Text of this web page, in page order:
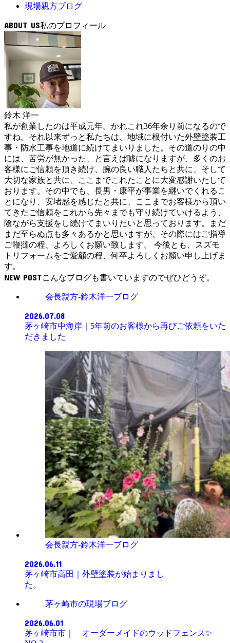
現場親方ブログ
ABOUT US
鈴木 洋一
私が創業したのは平成元年。かれこれ36年余り前になるので
すね。それ以来ずっと私たちは、地域に根付いた外壁塗装工
事・防水工事を地道に続けてまいりました。その道のりの中
には、苦労が無かった、と言えば嘘になりますが、多くのお
客様にご信頼を頂き続け、腕の良い職人たちと共に、そして
大切な家族と共に、ここまでこれたことに大変感謝いたして
おります。その中でも、長男・康平が事業を継いでくれるこ
とになり、安堵感を感じたと共に、ここまでお客様から頂い
てきたご信頼をこれから先々までも守り続けていけるよう、
陰ながら支援をし続けてまいりたいと思っております。まだ
まだ至らぬ点も多々あるかと思いますが、その際にはご指導
ご鞭撻の程、よろしくお願い致します。 今後とも、スズモ
トリフォームをご愛顧の程、何卒よろしくお願い申し上げま
す。
NEW POST
会長親方-鈴木洋一ブログ
2026.07.08
茅ヶ崎市中海岸｜5年前のお客様から再びご依頼をいた
だきました
会長親方-鈴木洋一ブログ
2026.06.11
茅ヶ崎市高田｜外壁塗装が始まりまし
た。
茅ヶ崎市の現場ブログ
2026.06.01
茅ヶ崎市市｜ オーダーメイドのウッドフェンス✨